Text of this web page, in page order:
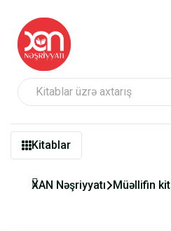
Kitablar
XAN Nəşriyyatı Müəllifin